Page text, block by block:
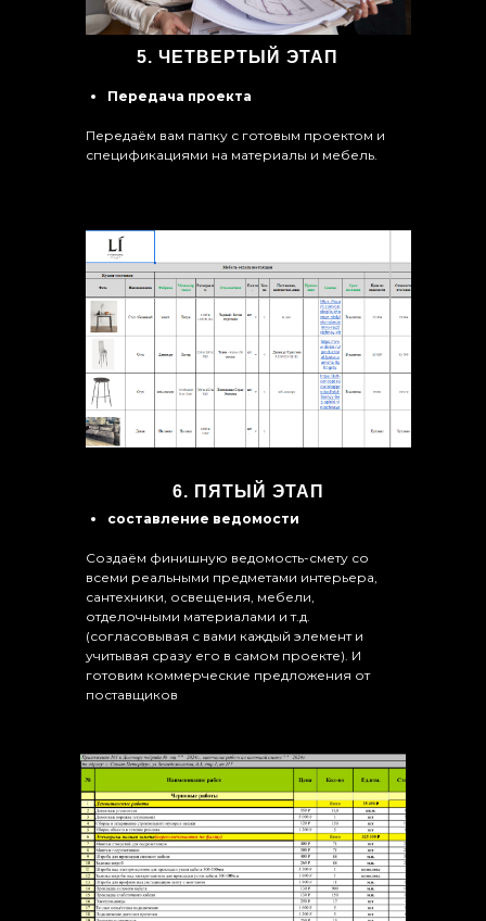
5. ЧЕТВЕРТЫЙ ЭТАП
составление ведомости
Создаём финишную ведомость-смету со
всеми реальными предметами интерьера,
сантехники, освещения, мебели,
отделочными материалами и т.д.
(согласовывая с вами каждый элемент и
учитывая сразу его в самом проекте). И
готовим коммерческие предложения от
поставщиков
6. ПЯТЫЙ ЭТАП
Передача проекта
Передаём вам папку с готовым проектом и
спецификациями на материалы и мебель.